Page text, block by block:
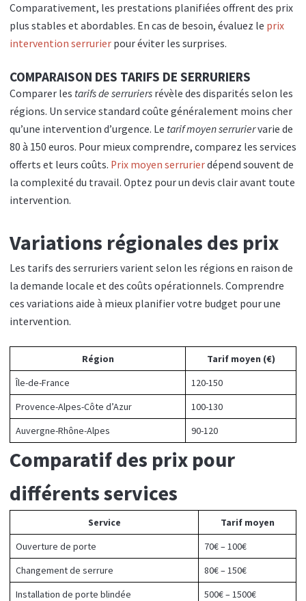
Comparativement, les prestations planifiées offrent des prix
plus stables et abordables. En cas de besoin, évaluez le prix
intervention serrurier pour éviter les surprises.
COMPARAISON DES TARIFS DE SERRURIERS
Comparer les tarifs de serruriers révèle des disparités selon les
régions. Un service standard coûte généralement moins cher
qu’une intervention d’urgence. Le tarif moyen serruriervarie de
80 à 150 euros. Pour mieux comprendre, comparez les services
offerts et leurs coûts. Prix moyen serrurierdépend souvent de
la complexité du travail. Optez pour un devis clair avant toute
intervention.
Variations régionales des prix
Les tarifs des serruriers varient selon les régions en raison de
la demande locale et des coûts opérationnels. Comprendre
ces variations aide à mieux planifier votre budget pour une
intervention.
Région
Tarif moyen (€)
Île-de-France
120-150
Provence-Alpes-Côte d’Azur
100-130
Auvergne-Rhône-Alpes
90-120
Comparatif des prix pour
différents services
Service
Tarif moyen
Ouverture de porte
70€ – 100€
Changement de serrure
80€ – 150€
Installation de porte blindée
500€ – 1500€